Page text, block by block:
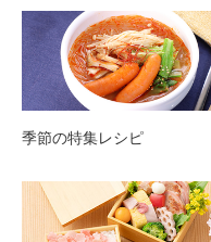
季節の特集レシピ